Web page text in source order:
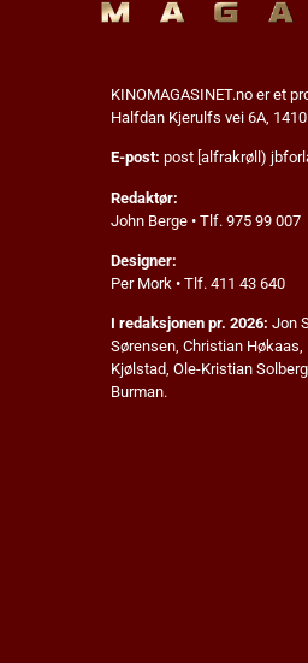
KINOMAGASINET.no er et
Halfdan Kjerulfs vei 6A, 1410
E-post: post [alfrakrøll)
Redaktør:
John Berge • Tlf. 975 99 007
Designer:
Per Mork • Tlf. 411 43 640
I redaksjonen pr. 2026: Jon
Sørensen, Christian
Kjølstad, Ole-Kristian
Burman.